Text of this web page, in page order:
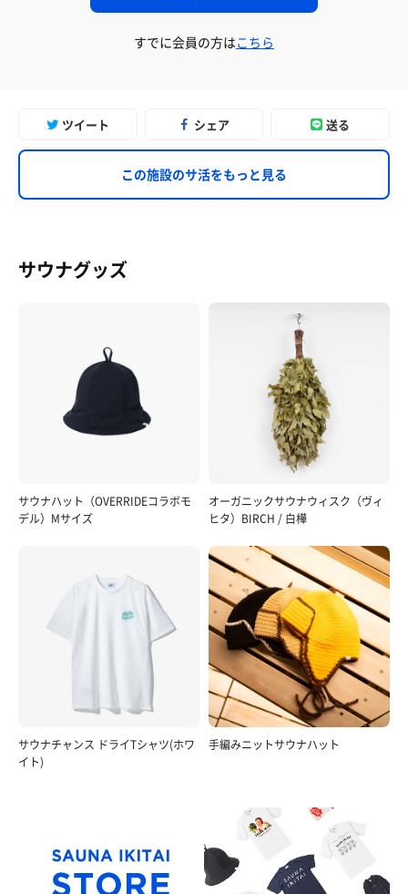
すでに会員の方はこちら
ツイート シェア 送る
この施設のサ活をもっと見る
サウナグッズ
サウナハット（OVERRIDEコラボモ
デル）Mサイズ
オーガニックサウナウィスク（ヴィ
ヒタ）BIRCH / 白樺
サウナチャンス ドライTシャツ(ホワ
イト)
手編みニットサウナハット